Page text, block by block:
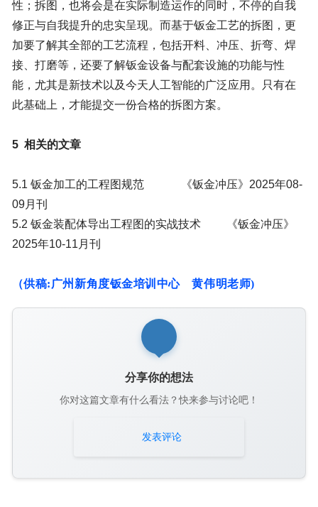
性； 拆图，也将会是在实际制造运作的同时，不停的自我
修正与自我提升的忠实呈现。 而基于钣金工艺的拆图， 更
加要了解其全部的工艺流程 ，包括开料、冲压、折弯、焊
接、打磨等，还要了解钣金设备与配套设施的功能与性
能，尤其是新技术以及今天人工智能的广泛应用。只有在
此基础上，才能提交一份合格的拆图方案。
5 相关的文章
5.1 钣金加工的工程图规范 《钣金冲压》 2025年08-
09月刊
5.2 钣金装配体导出工程图的实战技术
《钣金冲压》
2025年10-11 月刊
（供稿:广州新角度钣金培训中心 黄伟明老师)
分享你的想法
你对这篇文章有什么看法？快来参与讨论吧！
发表评论